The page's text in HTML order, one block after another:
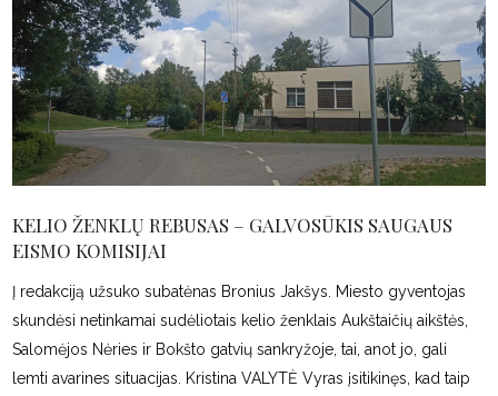
KELIO ŽENKLŲ REBUSAS – GALVOSŪKIS SAUGAUS
EISMO KOMISIJAI
Į redakciją užsuko subatėnas Bronius Jakšys. Miesto gyventojas
skundėsi netinkamai sudėliotais kelio ženklais Aukštaičių aikštės,
Salomėjos Nėries ir Bokšto gatvių sankryžoje, tai, anot jo, gali
lemti avarines situacijas. Kristina VALYTĖ Vyras įsitikinęs, kad taip